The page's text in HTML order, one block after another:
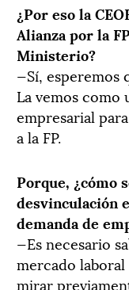
¿Por eso la
Alianza por la
Ministerio?
—Sí, esperemos
La vemos como
empresarial
a la FP.
Porque, ¿cómo
desvinculación
demanda de
—Es necesario
mercado laboral
mirar